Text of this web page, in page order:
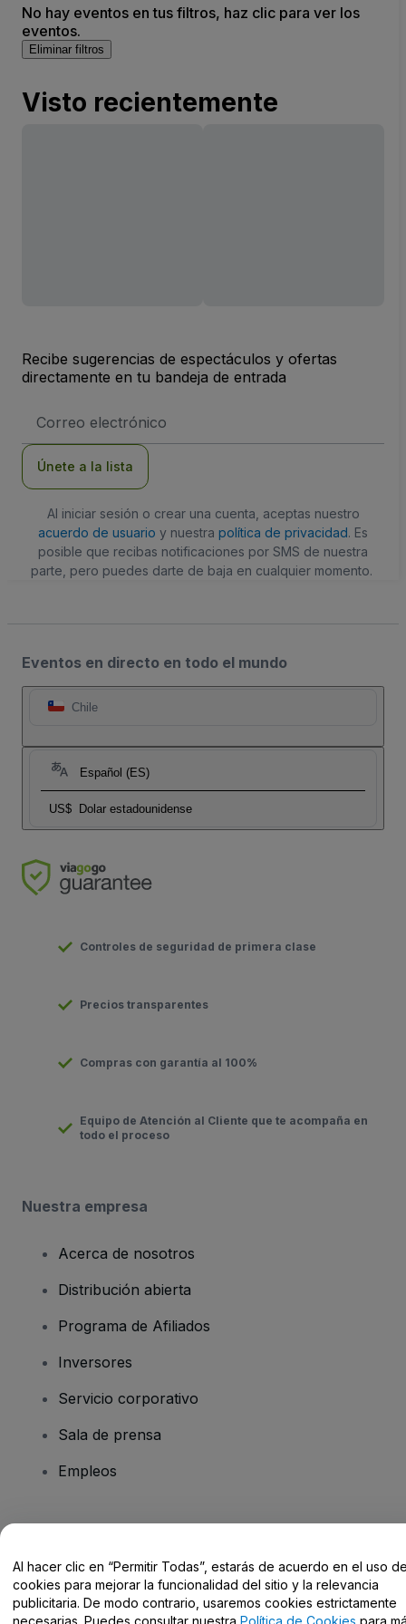
No hay eventos en tus filtros, haz clic para ver los
eventos.
Eliminar filtros
Visto recientemente
Recibe sugerencias de espectáculos y ofertas
directamente en tu bandeja de entrada
de
Únete a la lista
Al iniciar sesión o crear una cuenta, aceptas nuestro
acuerdo de usuario y nuestra política de privacidad. Es
posible que recibas notificaciones por SMS de nuestra
parte, pero puedes darte de baja en cualquier momento.
Eventos en directo en todo el mundo
Chile
Español (ES)
US$ Dolar estadounidense
Controles de seguridad de primera clase
Precios transparentes
Compras con garantía al 100%
Equipo de Atención al Cliente que te acompaña en
todo el proceso
Nuestra empresa
Acerca de nosotros
Distribución abierta
Programa de Afiliados
Inversores
Servicio corporativo
Sala de prensa
Empleos
Centro de Ayuda / Contacto
Al hacer clic en “Permitir Todas”, estarás de acuerdo en el uso
cookies para mejorar la funcionalidad del sitio y la relevancia
publicitaria. De modo contrario, usaremos cookies estrictamente
necesarias. Puedes consultar nuestra Política de Cookies para